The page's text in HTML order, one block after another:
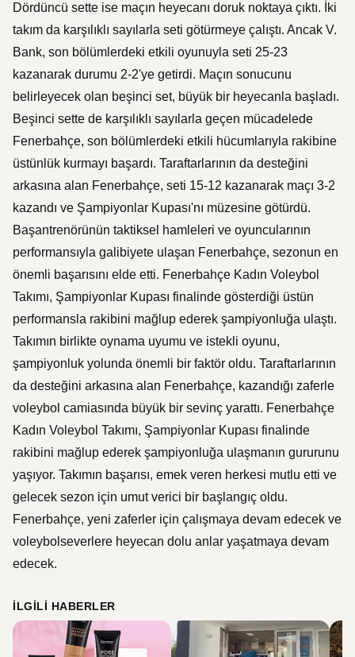
Dördüncü sette ise maçın heyecanı doruk noktaya çıktı. İki
takım da karşılıklı sayılarla seti götürmeye çalıştı. Ancak V.
Bank, son bölümlerdeki etkili oyunuyla seti 25-23
kazanarak durumu 2-2'ye getirdi. Maçın sonucunu
belirleyecek olan beşinci set, büyük bir heyecanla başladı.
Beşinci sette de karşılıklı sayılarla geçen mücadelede
Fenerbahçe, son bölümlerdeki etkili hücumlarıyla rakibine
üstünlük kurmayı başardı. Taraftarlarının da desteğini
arkasına alan Fenerbahçe, seti 15-12 kazanarak maçı 3-2
kazandı ve Şampiyonlar Kupası'nı müzesine götürdü.
Başantrenörünün taktiksel hamleleri ve oyuncularının
performansıyla galibiyete ulaşan Fenerbahçe, sezonun en
önemli başarısını elde etti. Fenerbahçe Kadın Voleybol
Takımı, Şampiyonlar Kupası finalinde gösterdiği üstün
performansla rakibini mağlup ederek şampiyonluğa ulaştı.
Takımın birlikte oynama uyumu ve istekli oyunu,
şampiyonluk yolunda önemli bir faktör oldu. Taraftarlarının
da desteğini arkasına alan Fenerbahçe, kazandığı zaferle
voleybol camiasında büyük bir sevinç yarattı. Fenerbahçe
Kadın Voleybol Takımı, Şampiyonlar Kupası finalinde
rakibini mağlup ederek şampiyonluğa ulaşmanın gururunu
yaşıyor. Takımın başarısı, emek veren herkesi mutlu etti ve
gelecek sezon için umut verici bir başlangıç oldu.
Fenerbahçe, yeni zaferler için çalışmaya devam edecek ve
voleybolseverlere heyecan dolu anlar yaşatmaya devam
edecek.
İLGILI HABERLER